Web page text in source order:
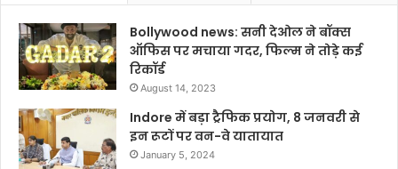
Bollywood news: सनी देओल ने बॉक्स
ऑफिस पर मचाया गदर, फिल्म ने तोड़े कई
रिकॉर्ड
August 14, 2023
Indore में बड़ा ट्रैफिक प्रयोग, 8 जनवरी से
इन रूटों पर वन-वे यातायात
January 5, 2024